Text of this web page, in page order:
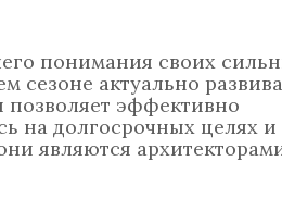
понимания своих
сезоне актуально
позволяет эффективно
на долгосрочных целях и
являются